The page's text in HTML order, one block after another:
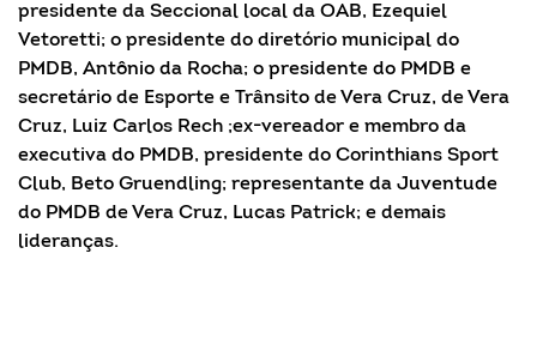
presidente da Seccional local da OAB, Ezequiel
Vetoretti; o presidente do diretório municipal do
PMDB, Antônio da Rocha; o presidente do PMDB e
secretário de Esporte e Trânsito de Vera Cruz, de Vera
Cruz, Luiz Carlos Rech ;ex-vereador e membro da
executiva do PMDB, presidente do Corinthians Sport
Club, Beto Gruendling; representante da Juventude
do PMDB de Vera Cruz, Lucas Patrick; e demais
lideranças.